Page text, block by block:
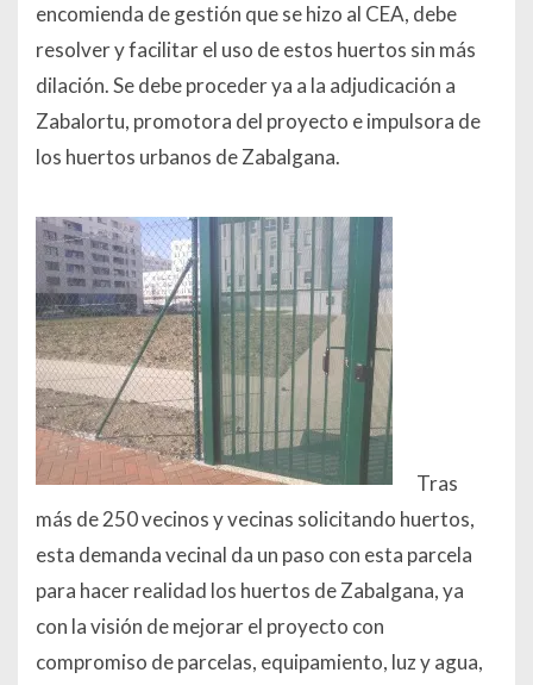
encomienda de gestión que se hizo al CEA, debe
resolver y facilitar el uso de estos huertos sin más
dilación. Se debe proceder ya a la adjudicación a
Zabalortu, promotora del proyecto e impulsora de
los huertos urbanos de Zabalgana.
Tras
más de 250 vecinos y vecinas solicitando huertos,
esta demanda vecinal da un paso con esta parcela
para hacer realidad los huertos de Zabalgana, ya
con la visión de mejorar el proyecto con
compromiso de parcelas, equipamiento, luz y agua,